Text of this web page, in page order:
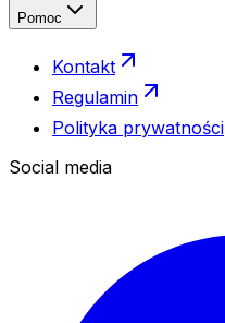
Pomoc
Kontakt
Regulamin
Polityka prywatności
Social media